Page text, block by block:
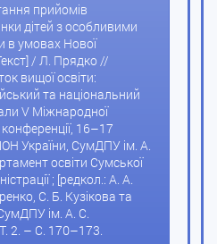
прийомів
дітей з особливими
в умовах Нової
/ Л. Прядко //
вищої освіти:
та національний
V Міжнародної
16–17
України, СумДПУ ім. А.
освіти Сумської
; [редкол.: А. А.
С. Б. Кузікова та
ім. А. С.
2. – С. 170–173.